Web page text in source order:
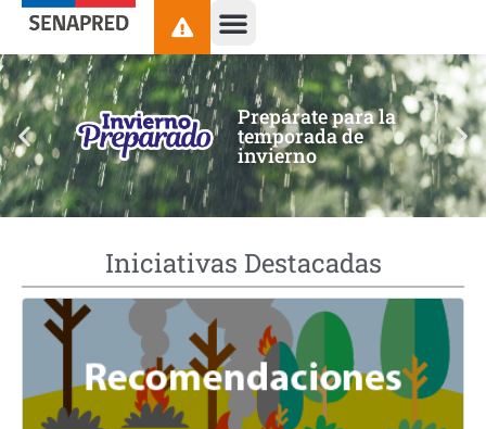
contenido
Prepárate para la
temporada de
invierno
Iniciativas Destacadas